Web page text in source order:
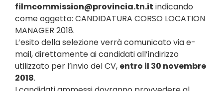
filmcommission@provincia.tn.it indicando
come oggetto: CANDIDATURA CORSO LOCATION
MANAGER 2018.
L’esito della selezione verrà comunicato via e-
mail, direttamente ai candidati all’indirizzo
utilizzato per l’invio del CV, entro il 30 novembre
2018.